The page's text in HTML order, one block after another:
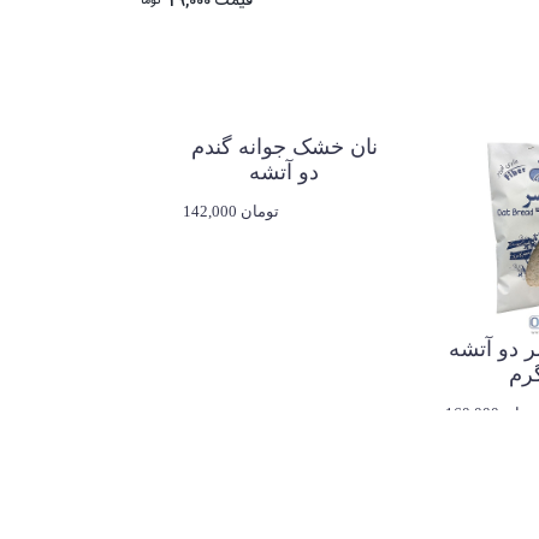
نان خشک جوانه گندم
دو آتشه
142,000 تومان
دو آتشه
تومان